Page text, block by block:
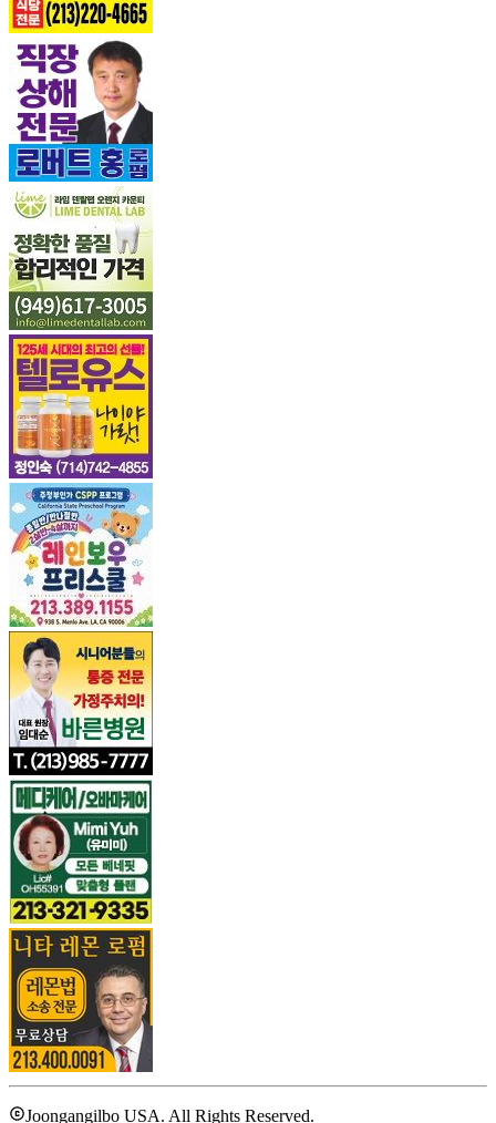
Joongangilbo USA. All Rights Reserved.